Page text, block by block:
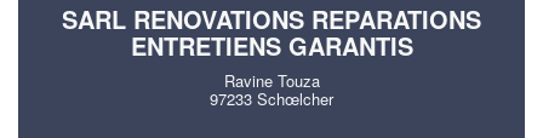
SARL RENOVATIONS REPARATIONS
ENTRETIENS GARANTIS
Ravine Touza
97233 Schœlcher